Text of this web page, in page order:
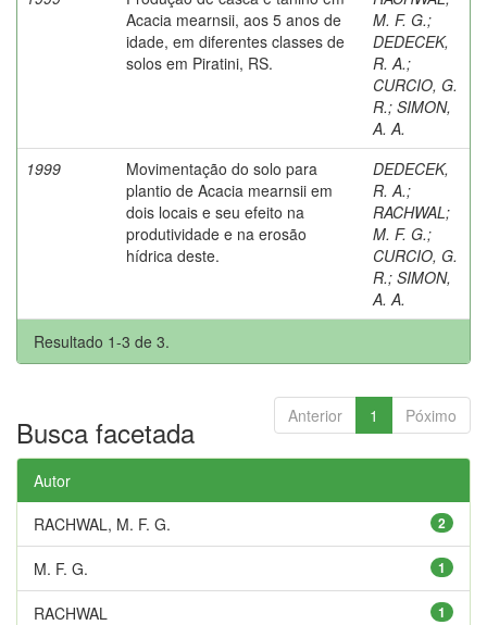
Acacia mearnsii, aos 5 anos de
idade, em diferentes classes de
solos em Piratini, RS.
M. F. G.;
DEDECEK,
R. A.;
CURCIO, G.
R.; SIMON,
A. A.
1999
Movimentação do solo para
plantio de Acacia mearnsii em
dois locais e seu efeito na
produtividade e na erosão
hídrica deste.
DEDECEK,
R. A.;
RACHWAL;
M. F. G.;
CURCIO, G.
R.; SIMON,
A. A.
Resultado 1-3 de 3.
Anterior 1 Póximo
Busca facetada
Autor
2
RACHWAL, M. F. G.
1
M. F. G.
1
RACHWAL